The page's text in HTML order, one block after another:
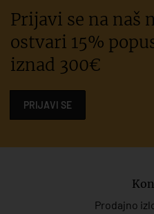
Prijavi se na naš
ostvari 15%
iznad 300€
PRIJAVI SE
Prodajno